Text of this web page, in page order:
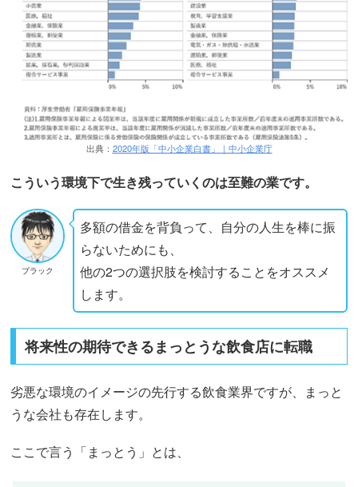
出典： 2020年版「中小企業白書」｜中小企業庁
こういう環境下で生き残っていくのは至難の業です。
ブラック
多額の借金を背負って、自分の人生を棒に振
らないためにも、
他の2つの選択肢を検討することをオススメ
します。
将来性の期待できるまっとうな飲食店に転職
劣悪な環境のイメージの先行する飲食業界ですが、まっと
うな会社も存在します。
ここで言う「まっとう」とは、